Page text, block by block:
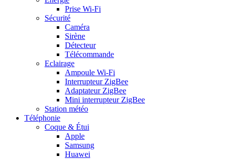
Prise Wi-Fi
Sécurité
Caméra
Sirène
Détecteur
Télécommande
Eclairage
Ampoule Wi-Fi
Interrupteur ZigBee
Adaptateur ZigBee
Mini interrupteur ZigBee
Station météo
Téléphonie
Coque & Étui
Apple
Samsung
Huawei